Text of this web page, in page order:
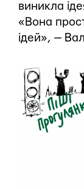
виникла
«Вона
ідей», —